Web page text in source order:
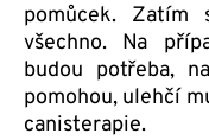
pomůcek.
všechno. Na
budou potřeba,
pomohou, ulehčí
canisterapie.